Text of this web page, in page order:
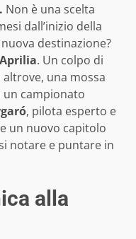
Non è una scelta
dall’inizio della
nuova destinazione?
Aprilia. Un colpo di
una mossa
un campionato
, pilota esperto e
un nuovo capitolo
notare e puntare in
alla